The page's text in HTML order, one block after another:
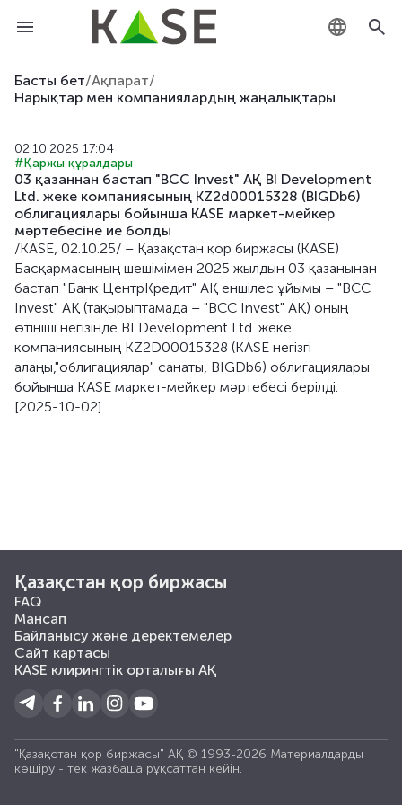
Басты бет/Ақпарат/
Нарықтар мен компаниялардың жаңалықтары
02.10.2025 17:04
#Қаржы құралдары
03 қазаннан бастап "BCC Invest" АҚ BI Development
Ltd. жеке компаниясының KZ2d00015328 (BIGDb6)
облигациялары бойынша KASE маркет-мейкер
мәртебесіне ие болды
/KASE, 02.10.25/ – Қазақстан қор биржасы (KASE)
Басқармасының шешімімен 2025 жылдың 03 қазанынан
бастап "Банк ЦентрКредит" АҚ еншілес ұйымы – "BCC
Invest" АҚ (тақырыптамада – "BCC Invest" АҚ) оның
өтініші негізінде BI Development Ltd. жеке
компаниясының KZ2D00015328 (KASE негізгі
алаңы,"облигациялар" санаты, BIGDb6) облигациялары
бойынша KASE маркет-мейкер мәртебесі берілді.
[2025-10-02]
Қазақстан қор биржасы
FAQ
Мансап
Байланысу және деректемелер
Сайт картасы
KASE клирингтік орталығы АҚ
"Қазақстан қор биржасы" АҚ © 1993-2026 Материалдарды
көшiру - тек жазбаша рұқсаттан кейiн.